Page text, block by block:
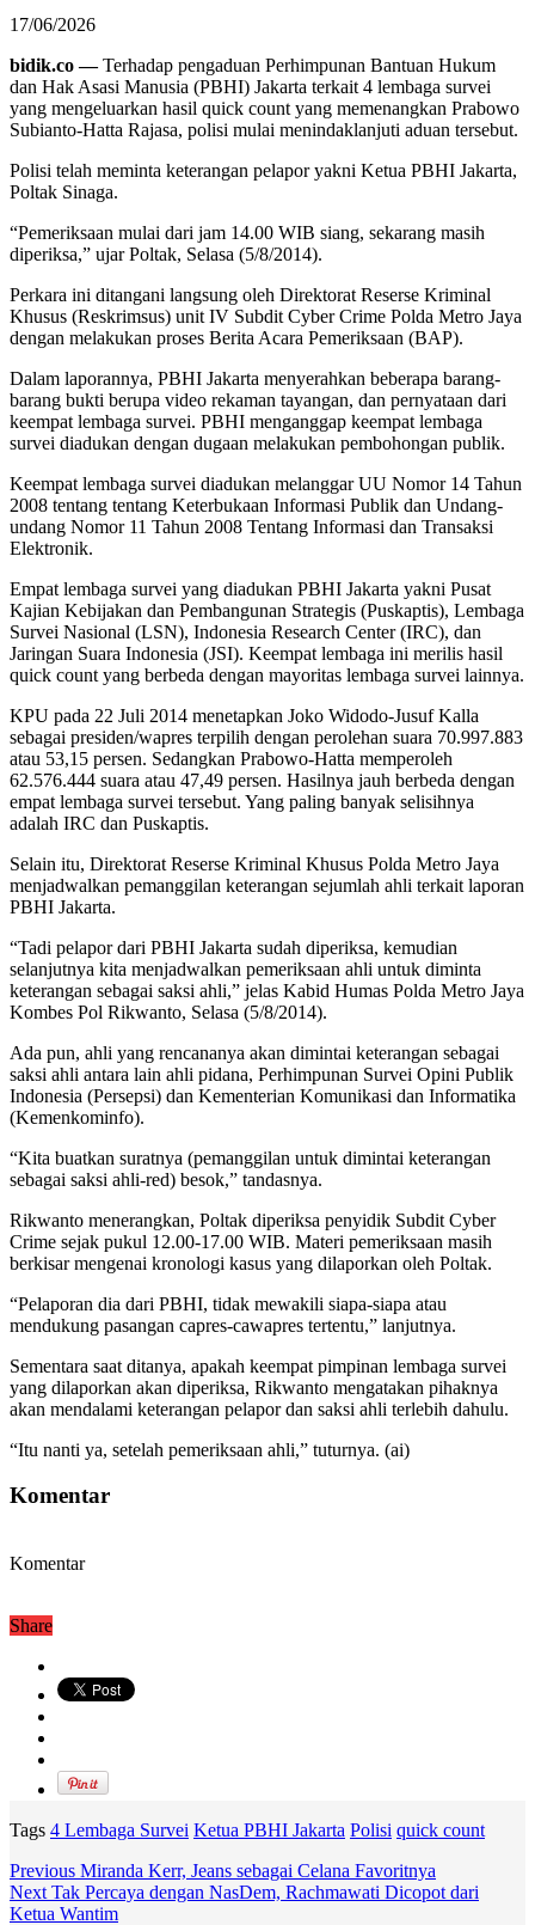
17/06/2026
bidik.co —Terhadap pengaduan Perhimpunan Bantuan Hukum
dan Hak Asasi Manusia (PBHI) Jakarta terkait 4 lembaga survei
yang mengeluarkan hasil quick count yang memenangkan Prabowo
Subianto-Hatta Rajasa, polisi mulai menindaklanjuti aduan tersebut.
Polisi telah meminta keterangan pelapor yakni Ketua PBHI Jakarta,
Poltak Sinaga.
“Pemeriksaan mulai dari jam 14.00 WIB siang, sekarang masih
diperiksa,” ujar Poltak, Selasa (5/8/2014).
Perkara ini ditangani langsung oleh Direktorat Reserse Kriminal
Khusus (Reskrimsus) unit IV Subdit Cyber Crime Polda Metro Jaya
dengan melakukan proses Berita Acara Pemeriksaan (BAP).
Dalam laporannya, PBHI Jakarta menyerahkan beberapa barang-
barang bukti berupa video rekaman tayangan, dan pernyataan dari
keempat lembaga survei. PBHI menganggap keempat lembaga
survei diadukan dengan dugaan melakukan pembohongan publik.
Keempat lembaga survei diadukan melanggar UU Nomor 14 Tahun
2008 tentang tentang Keterbukaan Informasi Publik dan Undang-
undang Nomor 11 Tahun 2008 Tentang Informasi dan Transaksi
Elektronik.
Empat lembaga survei yang diadukan PBHI Jakarta yakni Pusat
Kajian Kebijakan dan Pembangunan Strategis (Puskaptis), Lembaga
Survei Nasional (LSN), Indonesia Research Center (IRC), dan
Jaringan Suara Indonesia (JSI). Keempat lembaga ini merilis hasil
quick count yang berbeda dengan mayoritas lembaga survei lainnya.
KPU pada 22 Juli 2014 menetapkan Joko Widodo-Jusuf Kalla
sebagai presiden/wapres terpilih dengan perolehan suara 70.997.883
atau 53,15 persen. Sedangkan Prabowo-Hatta memperoleh
62.576.444 suara atau 47,49 persen. Hasilnya jauh berbeda dengan
empat lembaga survei tersebut. Yang paling banyak selisihnya
adalah IRC dan Puskaptis.
Selain itu, Direktorat Reserse Kriminal Khusus Polda Metro Jaya
menjadwalkan pemanggilan keterangan sejumlah ahli terkait laporan
PBHI Jakarta.
“Tadi pelapor dari PBHI Jakarta sudah diperiksa, kemudian
selanjutnya kita menjadwalkan pemeriksaan ahli untuk diminta
keterangan sebagai saksi ahli,” jelas Kabid Humas Polda Metro Jaya
Kombes Pol Rikwanto, Selasa (5/8/2014).
Ada pun, ahli yang rencananya akan dimintai keterangan sebagai
saksi ahli antara lain ahli pidana, Perhimpunan Survei Opini Publik
Indonesia (Persepsi) dan Kementerian Komunikasi dan Informatika
(Kemenkominfo).
“Kita buatkan suratnya (pemanggilan untuk dimintai keterangan
sebagai saksi ahli-red) besok,” tandasnya.
Rikwanto menerangkan, Poltak diperiksa penyidik Subdit Cyber
Crime sejak pukul 12.00-17.00 WIB. Materi pemeriksaan masih
berkisar mengenai kronologi kasus yang dilaporkan oleh Poltak.
“Pelaporan dia dari PBHI, tidak mewakili siapa-siapa atau
mendukung pasangan capres-cawapres tertentu,” lanjutnya.
Sementara saat ditanya, apakah keempat pimpinan lembaga survei
yang dilaporkan akan diperiksa, Rikwanto mengatakan pihaknya
akan mendalami keterangan pelapor dan saksi ahli terlebih dahulu.
“Itu nanti ya, setelah pemeriksaan ahli,” tuturnya. (ai)
Komentar
Komentar
Share
Tags 4 Lembaga Survei Ketua PBHI Jakarta Polisi quick count
Previous Miranda Kerr, Jeans sebagai Celana Favoritnya
Next Tak Percaya dengan NasDem, Rachmawati Dicopot dari
Ketua Wantim